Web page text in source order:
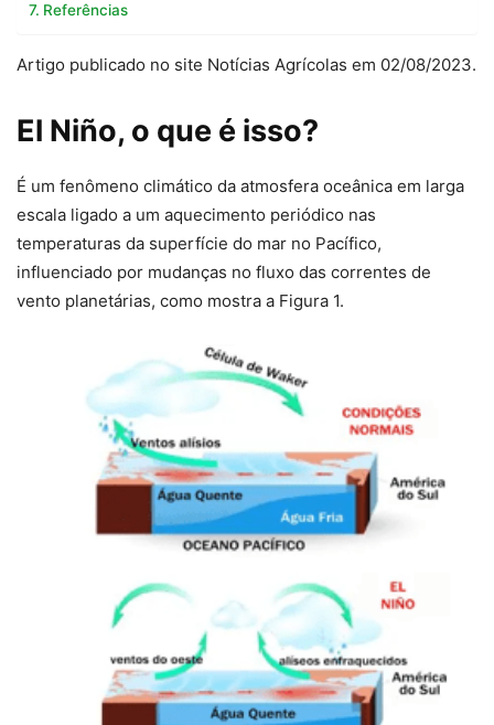
Referências
Artigo publicado no site Notícias Agrícolas em 02/08/2023.
El Niño, o que é isso?
É um fenômeno climático da atmosfera oceânica em larga
escala ligado a um aquecimento periódico nas
temperaturas da superfície do mar no Pacífico,
influenciado por mudanças no fluxo das correntes de
vento planetárias, como mostra a Figura 1.